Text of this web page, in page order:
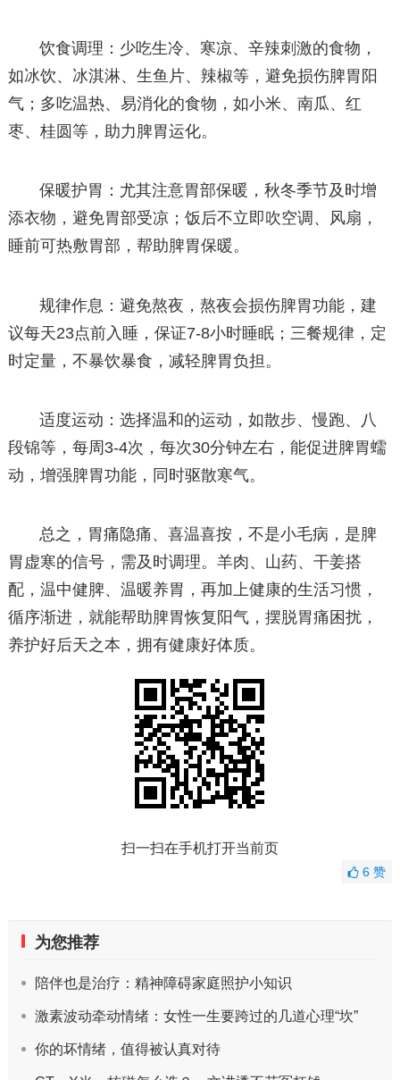
饮食调理：少吃生冷、寒凉、辛辣刺激的食物，
如冰饮、冰淇淋、生鱼片、辣椒等，避免损伤脾胃阳
气；多吃温热、易消化的食物，如小米、南瓜、红
枣、桂圆等，助力脾胃运化。
保暖护胃：尤其注意胃部保暖，秋冬季节及时增
添衣物，避免胃部受凉；饭后不立即吹空调、风扇，
睡前可热敷胃部，帮助脾胃保暖。
规律作息：避免熬夜，熬夜会损伤脾胃功能，建
议每天23点前入睡，保证7-8小时睡眠；三餐规律，定
时定量，不暴饮暴食，减轻脾胃负担。
适度运动：选择温和的运动，如散步、慢跑、八
段锦等，每周3-4次，每次30分钟左右，能促进脾胃蠕
动，增强脾胃功能，同时驱散寒气。
总之，胃痛隐痛、喜温喜按，不是小毛病，是脾
胃虚寒的信号，需及时调理。羊肉、山药、干姜搭
配，温中健脾、温暖养胃，再加上健康的生活习惯，
循序渐进，就能帮助脾胃恢复阳气，摆脱胃痛困扰，
养护好后天之本，拥有健康好体质。
扫一扫在手机打开当前页
6赞
为您推荐
陪伴也是治疗：精神障碍家庭照护小知识
激素波动牵动情绪：女性一生要跨过的几道心理“坎”
你的坏情绪，值得被认真对待